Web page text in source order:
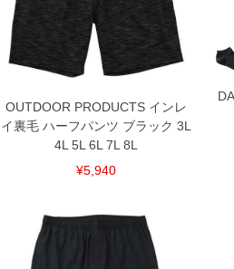
裾上げ料金は500円+税となります。
備考欄に股下●cmとご記入下さい。（裾上げ無
上の品が対象。1本5,999円以下の商品は有料（
出荷まで約1週間～20日間程お時間を頂く場合が
尚、裾上げした商品は返品・交換不可となりま
いている、極端なデザインが施されている等)
※商品によって若干のサイズの誤差がございま
ンピュータ画面）によって、商品の色味が若干
※当店での掲載商品は、実店鋪と在庫を共用し
連絡させて頂きますので予めご了承ください。
DETAIL
OUTDOOR PRODUCTS インレ
イ裏毛 ハーフパンツ ブラック 3L
4L 5L 6L 7L 8L
¥5,940